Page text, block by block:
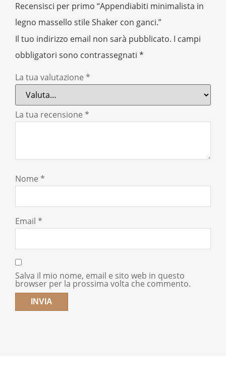
Recensisci per primo “Appendiabiti minimalista in
legno massello stile Shaker con ganci.”
Il tuo indirizzo email non sarà pubblicato. I campi
obbligatori sono contrassegnati *
La tua valutazione *
La tua recensione *
Nome *
Email *
Salva il mio nome, email e sito web in questo
browser per la prossima volta che commento.